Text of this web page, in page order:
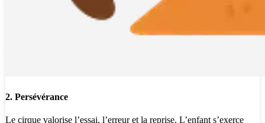
2. Persévérance
Le cirque valorise l’essai, l’erreur et la reprise. L’enfant s’exerce